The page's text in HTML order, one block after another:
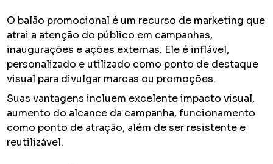
O balão promocional é um recurso de marketing que
atrai a atenção do público em campanhas,
inaugurações e ações externas. Ele é inflável,
personalizado e utilizado como ponto de destaque
visual para divulgar marcas ou promoções.
Suas vantagens incluem excelente impacto visual,
aumento do alcance da campanha, funcionamento
como ponto de atração, além de ser resistente e
reutilizável.